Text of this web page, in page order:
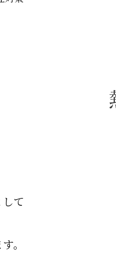
て
。